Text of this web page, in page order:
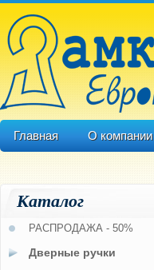
Главная О компании
Каталог
РАСПРОДАЖА - 50%
Дверные ручки